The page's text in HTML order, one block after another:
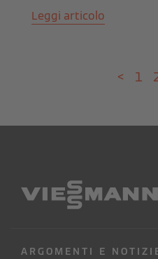
Leggi articolo
< 1
ARGOMENTI E